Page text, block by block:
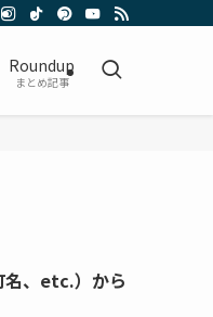
Roundup
まとめ記事
名、etc.）から